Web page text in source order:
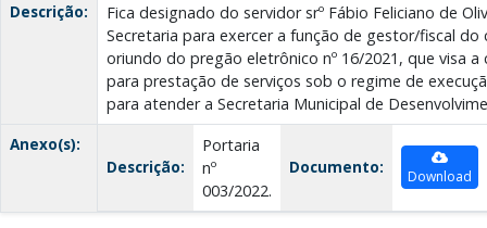
Descrição:
Fica designado do servidor srº Fábio Feliciano de
Secretaria para exercer a função de gestor/fiscal do
oriundo do pregão eletrônico nº 16/2021, que visa
para prestação de serviços sob o regime de
para atender a Secretaria Municipal de
Anexo(s):
Descrição:
Portaria
nº
003/2022.
Documento: Download